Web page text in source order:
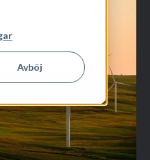
Avböj